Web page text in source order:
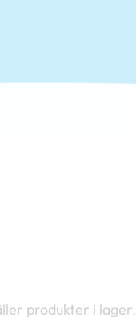
produkter i lager.